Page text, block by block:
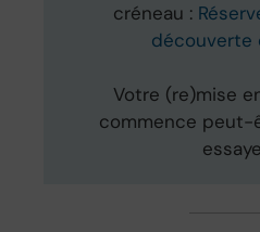
créneau :
découverte
Votre (re)mise
commence peut-